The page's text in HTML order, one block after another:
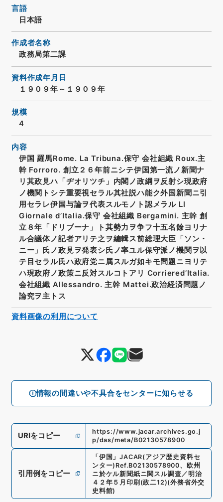
情報の間違いや不具合をセンターに知らせる
言語
日本語
作成者名称
政務局第二課
資料作成年月日
１９０９年～１９０９年
規模
4
内容
伊国 羅馬Rome. La Tribuna.保守 会社組織 Roux.主
幹 Forroro. 創立２６年前ニシテ伊国第一流ノ新聞ナ
リ其政見ハ「ヂオリツチ」内閣ノ政綱ヲ反射シ現政府
ノ機関トシテ重要視セラル其社説ハ能ク外国新聞ニ引
用セラレ伊国与論ヲ代表スルモノト認メラル Ll
Giornale d’Italia.保守 会社組織 Bergamini. 主幹 創
立８年「ドリブーナ」ト其勢力ヲ争フ十五名餘ヨリナ
ル合議体ノ記者アリテ之ヲ編輯ス前総理大臣「ソン・
ニー」氏ノ政見ヲ発表シ氏ノ率ユル保守派ノ機関ヲ以
テ目セラル氏ハ政府党ニ属スルガ如キモ問題ニヨリテ
ハ現政府ノ政策ニ反対スルコトアリ Corriered’Italia.
会社組織 Allessandro. 主幹 Mattei.政治経済問題ノ
論究ヲ主トス
URIをコピー
https://www.jacar.archives.go.j
p/das/meta/B02130578900
引用例をコピー
「伊国 」JACAR(アジア歴史資料セ
ンター) Ref.B02130578900、 欧州
ニ於ケル新聞紙ニ関スル調査／明治
４２年５月印刷 (政二12)(外務省外交
史料館)
資料画像の利用について